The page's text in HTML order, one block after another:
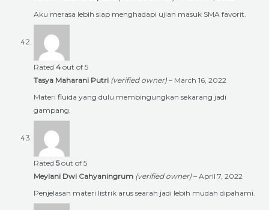
Aku merasa lebih siap menghadapi ujian masuk SMA favorit.
Rated 4 out of 5
Tasya Maharani Putri (verified owner) – March 16, 2022
Materi fluida yang dulu membingungkan sekarang jadi
gampang.
Rated 5out of 5
Meylani Dwi Cahyaningrum (verified owner) – April 7, 2022
Penjelasan materi listrik arus searah jadi lebih mudah dipahami.